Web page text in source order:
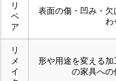
リ
ペ
ア
表面の傷・凹み・
わ
リ
メ
イ
形や用途を変える加
の家具への